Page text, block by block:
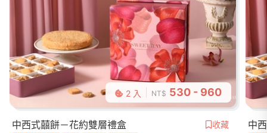
2 入 NT$ 530 - 960
中西式囍餅－花約雙層禮盒 收藏 中